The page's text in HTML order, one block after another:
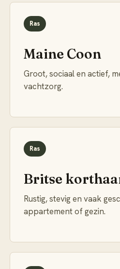
Ras
Maine Coon
Groot, sociaal en actief,
vachtzorg.
Ras
Britse
Rustig, stevig en vaak
appartement of gezin.